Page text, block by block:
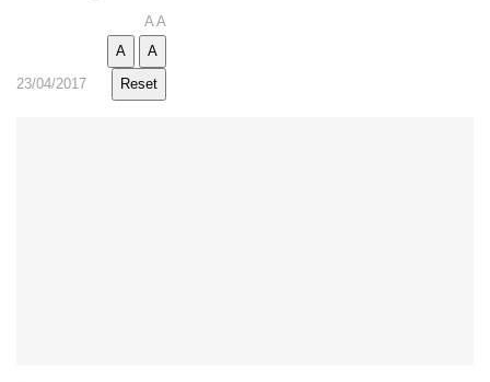
23/04/2017
A A
A
A
Reset